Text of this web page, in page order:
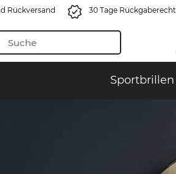
Rückversand 30 Tage Rückgaberecht
Sportbrillen